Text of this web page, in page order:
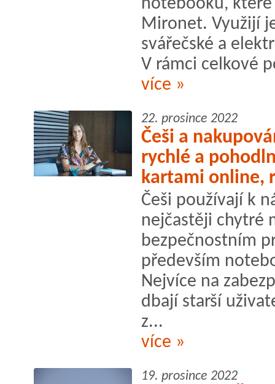
notebooků,
Mironet. Využijí
svářečské a
V rámci celkové
více »
22. prosince 2022
Češi a
rychlé a
kartami online,
Češi používají k
nejčastěji chytré
bezpečnostním
především
Nejvíce na
dbají starší
z...
více »
19. prosince 2022